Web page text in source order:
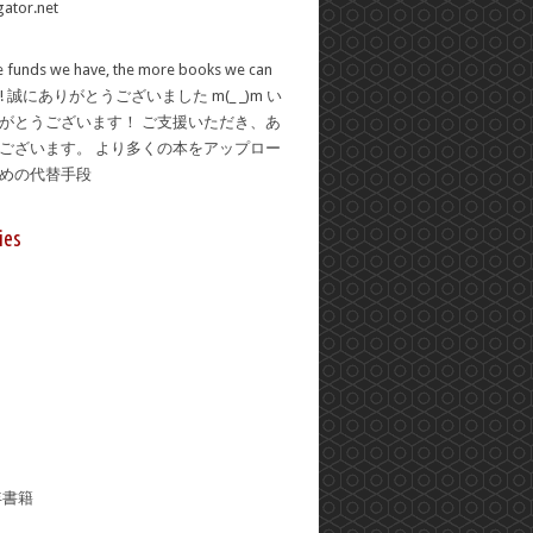
funds we have, the more books we can
誠にありがとうございました m(_ _)m い
とうございます！ ご支援いただき、あ
ざいます。 より多くの本をアップロー
の代替手段
籍